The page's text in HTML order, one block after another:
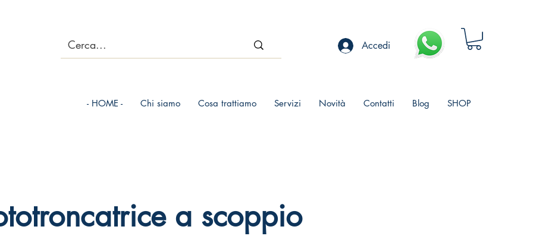
Accedi
- HOME - Chi siamo Cosa trattiamo Servizi Novità Contatti Blog SHOP
a scoppio